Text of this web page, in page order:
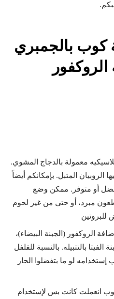
بالجمبري
الروكفور
معمولة بالدجاج المشوي.
الروبيان المتبل. بإمكانكم أيضاً
أو متوفر. ممكن وضع
مبرد، أو حتى من غير لحوم
للبروتين
الروكفور (الجبنة البيضاء)،
بالتتبيله. بالنسبة للفلفل
إستخدامه لو ما بتفضلوا الحار
انعملت كانت بس لإستخدام